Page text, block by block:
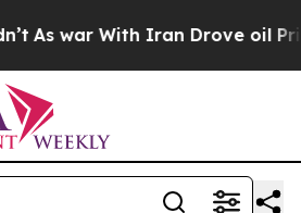
As war With Iran Drove oil